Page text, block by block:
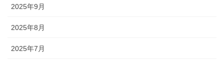
2025年9月
2025年8月
2025年7月